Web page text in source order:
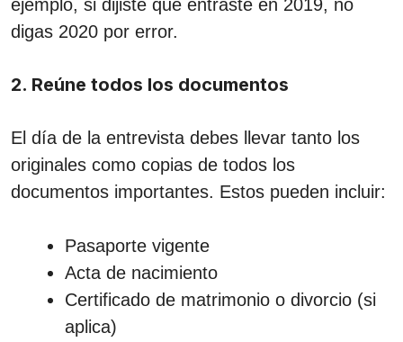
ejemplo, si dijiste que entraste en 2019, no
digas 2020 por error.
2. Reúne todos los documentos
El día de la entrevista debes llevar tanto los
originales como copias de todos los
documentos importantes. Estos pueden incluir:
Pasaporte vigente
Acta de nacimiento
Certificado de matrimonio o divorcio (si
aplica)